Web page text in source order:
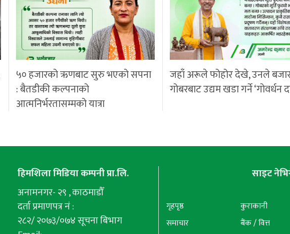
५० हजारको ऋणबाट सुरु भएको सपना
: बैतडीकी कल्पनाको
आत्मनिर्भरतासम्मको यात्रा
जहाँ अरूले फोहोर देखे, उनले
गोबरबाट उद्यम खडा गर्ने ‘गोवर्धन
हिमशिला मिडिया कम्पनी प्रा.लि.
अनामनगर- २९ , काठमाडौँ
दर्ता प्रमाणपत्र नं :
२८२/ २०७३/०७४ सूचना बिभाग
साइट
गृहपृष्ठ
समाचार
कुराकानी
बैंक / वित्त